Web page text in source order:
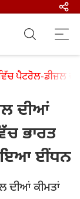
ਪੈਟਰੋਲ-ਡੀਜ਼ਲ
ਦੀਆਂ
ਭਾਰਤ
ਈਂਧਨ
ਦੀਆਂ ਕੀਮਤਾਂ